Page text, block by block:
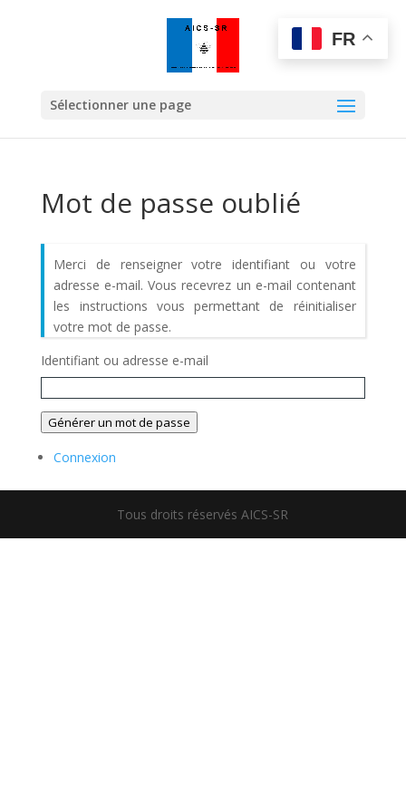
Sélectionner une page
Mot de passe oublié
Merci de renseigner votre identifiant ou votre
adresse e-mail. Vous recevrez un e-mail contenant
les instructions vous permettant de réinitialiser
votre mot de passe.
Identifiant ou adresse e-mail
Générer un mot de passe
Connexion
Tous droits réservés AICS-SR
FR